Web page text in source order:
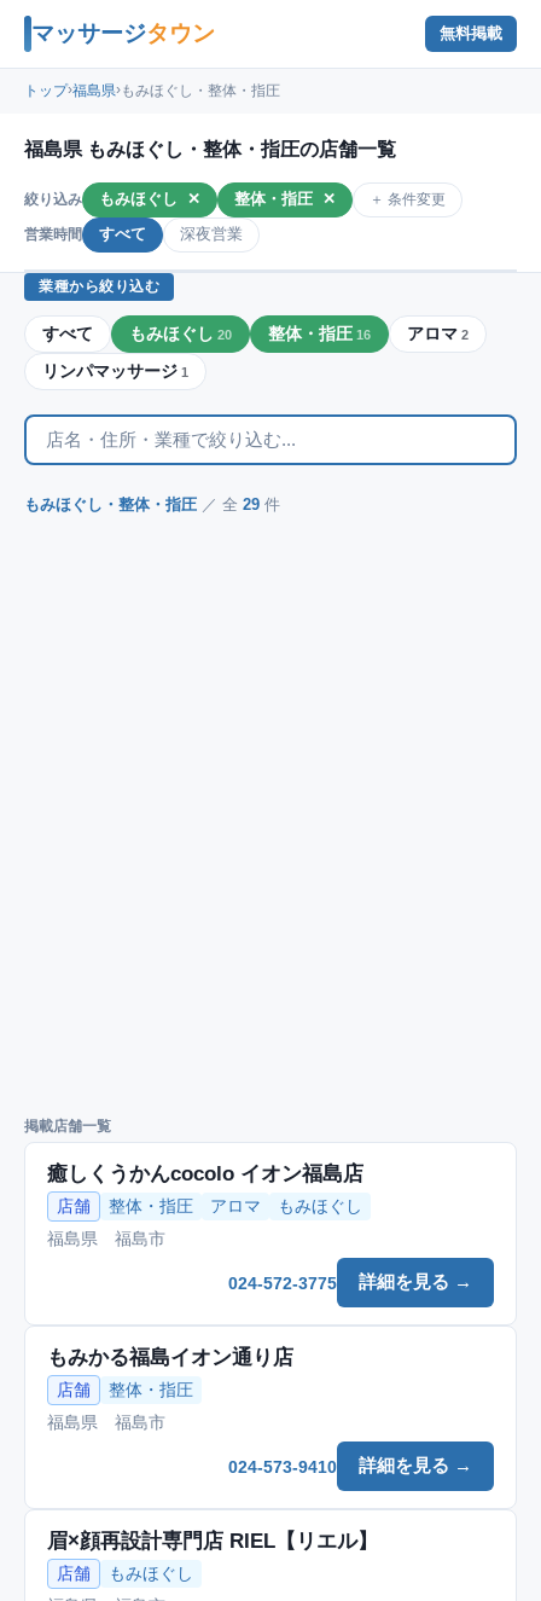
マッサージタウン 無料掲載
トップ›福島県›もみほぐし・整体・指圧
福島県 もみほぐし・整体・指圧の店舗一覧
絞り込み もみほぐし ✕ 整体・指圧 ✕ ＋ 条件変更
営業時間 すべて 深夜営業
業種から絞り込む
すべて もみほぐし 20 整体・指圧 16 アロマ 2
リンパマッサージ 1
もみほぐし・整体・指圧 ／ 全 29 件
掲載店舗一覧
癒しくうかんcocolo イオン福島店
店舗 整体・指圧 アロマ
もみほぐし
福島県 福島市
詳細を見る →
024-572-3775
もみかる福島イオン通り店
店舗
整体・指圧
福島県 福島市
詳細を見る →
024-573-9410
眉×顔再設計専門店 RIEL【リエル】
店舗
もみほぐし